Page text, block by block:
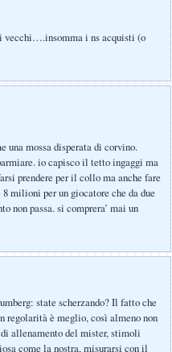
vecchi….insomma i ns acquisti (o
una mossa disperata di corvino.
io capisco il tetto ingaggi ma
prendere per il collo ma anche fare
milioni per un giocatore che da due
non passa. si comprera’ mai un
state scherzando? Il fatto che
regolarità è meglio, così almeno non
allenamento del mister, stimoli
come la nostra, misurarsi con il